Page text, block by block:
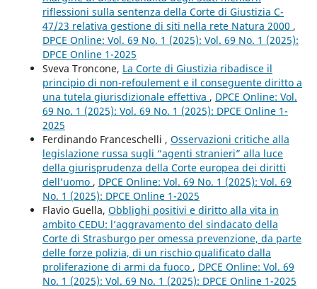
riflessioni sulla sentenza della Corte di Giustizia C-
47/23 relativa gestione di siti nella rete Natura 2000 ,
DPCE Online: Vol. 69 No. 1 (2025): Vol. 69 No. 1 (2025):
DPCE Online 1-2025
Sveva Troncone, La Corte di Giustizia ribadisce il
principio di non-refoulement e il conseguente diritto a
una tutela giurisdizionale effettiva , DPCE Online: Vol.
69 No. 1 (2025): Vol. 69 No. 1 (2025): DPCE Online 1-
2025
Ferdinando Franceschelli , Osservazioni critiche alla
legislazione russa sugli “agenti stranieri” alla luce
della giurisprudenza della Corte europea dei diritti
dell’uomo , DPCE Online: Vol. 69 No. 1 (2025): Vol. 69
No. 1 (2025): DPCE Online 1-2025
Flavio Guella, Obblighi positivi e diritto alla vita in
ambito CEDU: l’aggravamento del sindacato della
Corte di Strasburgo per omessa prevenzione, da parte
delle forze polizia, di un rischio qualificato dalla
proliferazione di armi da fuoco , DPCE Online: Vol. 69
No. 1 (2025): Vol. 69 No. 1 (2025): DPCE Online 1-2025